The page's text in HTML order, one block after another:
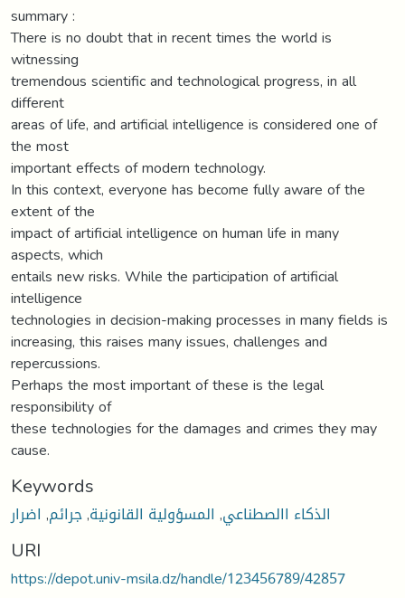
summary :
There is no doubt that in recent times the world is
witnessing
tremendous scientific and technological progress, in all
different
areas of life, and artificial intelligence is considered one of
the most
important effects of modern technology.
In this context, everyone has become fully aware of the
extent of the
impact of artificial intelligence on human life in many
aspects, which
entails new risks. While the participation of artificial
intelligence
technologies in decision-making processes in many fields is
increasing, this raises many issues, challenges and
repercussions.
Perhaps the most important of these is the legal
responsibility of
these technologies for the damages and crimes they may
cause.
Keywords
الذكاء االصطناعي, المسؤولية القانونية,جرائم, اضرار
URI
https://depot.univ-msila.dz/handle/123456789/42857